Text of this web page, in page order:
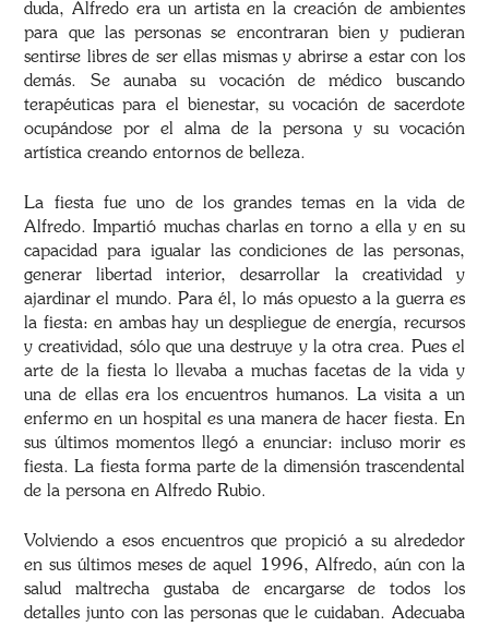
duda, Alfredo era un artista en la creación de ambientes
para que las personas se encontraran bien y pudieran
sentirse libres de ser ellas mismas y abrirse a estar con los
demás. Se aunaba su vocación de médico buscando
terapéuticas para el bienestar, su vocación de sacerdote
ocupándose por el alma de la persona y su vocación
artística creando entornos de belleza.
La fiesta fue uno de los grandes temas en la vida de
Alfredo. Impartió muchas charlas en torno a ella y en su
capacidad para igualar las condiciones de las personas,
generar libertad interior, desarrollar la creatividad y
ajardinar el mundo. Para él, lo más opuesto a la guerra es
la fiesta: en ambas hay un despliegue de energía, recursos
y creatividad, sólo que una destruye y la otra crea. Pues el
arte de la fiesta lo llevaba a muchas facetas de la vida y
una de ellas era los encuentros humanos. La visita a un
enfermo en un hospital es una manera de hacer fiesta. En
sus últimos momentos llegó a enunciar: incluso morir es
fiesta. La fiesta forma parte de la dimensión trascendental
de la persona en Alfredo Rubio.
Volviendo a esos encuentros que propició a su alrededor
en sus últimos meses de aquel 1996, Alfredo, aún con la
salud maltrecha gustaba de encargarse de todos los
detalles junto con las personas que le cuidaban. Adecuaba